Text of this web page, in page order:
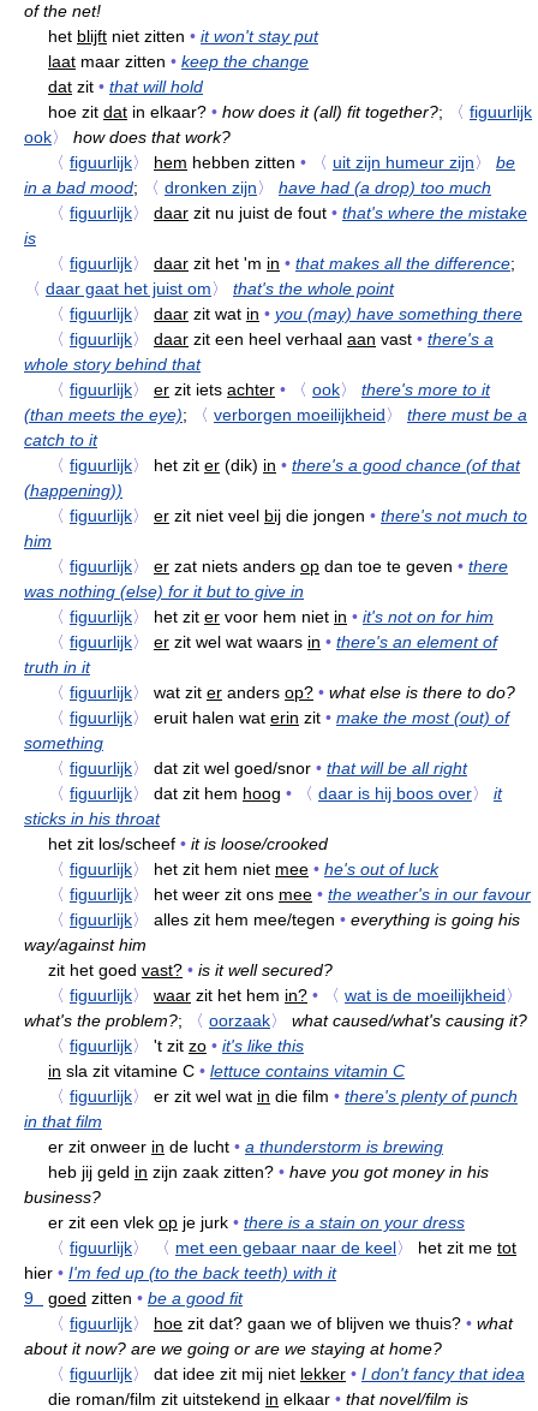
of the net!
het blijft niet zitten • it won't stay put
laat maar zitten • keep the change
dat zit • that will hold
hoe zit dat in elkaar? • how does it (all) fit together?; 〈 figuurlijk
ook〉
how does that work?
〈 figuurlijk〉 hem hebben zitten • 〈 uit zijn humeur zijn〉
be
in a bad mood; 〈 dronken zijn〉
have had (a drop) too much
〈 figuurlijk〉 daar zit nu juist de fout • that's where the mistake
is
〈 figuurlijk〉 daar zit het 'm in • that makes all the difference;
〈 daar gaat het juist om〉
that's the whole point
〈 figuurlijk〉 daar zit wat in • you (may) have something there
〈 figuurlijk〉 daar zit een heel verhaal aan vast • there's a
whole story behind that
〈 figuurlijk〉 er zit iets achter • 〈 ook〉
there's more to it
(than meets the eye); 〈 verborgen moeilijkheid〉
there must be a
catch to it
〈 figuurlijk〉 het zit er (dik) in • there's a good chance (of that
(happening))
〈 figuurlijk〉 er zit niet veel bij die jongen • there's not much to
him
〈 figuurlijk〉 er zat niets anders op dan toe te geven • there
was nothing (else) for it but to give in
〈 figuurlijk〉 het zit er voor hem niet in • it's not on for him
〈 figuurlijk〉 er zit wel wat waars in • there's an element of
truth in it
〈 figuurlijk〉 wat zit er anders op? • what else is there to do?
〈 figuurlijk〉 eruit halen wat erin zit • make the most (out) of
something
〈 figuurlijk〉 dat zit wel goed/snor • that will be all right
〈 figuurlijk〉 dat zit hem hoog • 〈 daar is hij boos over〉
it
sticks in his throat
het zit los/scheef • it is loose/crooked
〈 figuurlijk〉 het zit hem niet mee • he's out of luck
〈 figuurlijk〉 het weer zit ons mee • the weather's in our favour
〈 figuurlijk〉 alles zit hem mee/tegen • everything is going his
way/against him
zit het goed vast? • is it well secured?
〈 figuurlijk〉 waar zit het hem in? • 〈 wat is de moeilijkheid〉
what's the problem?; 〈 oorzaak〉
what caused/what's causing it?
〈 figuurlijk〉 't zit zo • it's like this
in sla zit vitamine C • lettuce contains vitamin C
〈 figuurlijk〉 er zit wel wat in die film • there's plenty of punch
in that film
er zit onweer in de lucht • a thunderstorm is brewing
heb jij geld in zijn zaak zitten? • have you got money in his
business?
er zit een vlek op je jurk • there is a stain on your dress
〈 figuurlijk〉 〈 met een gebaar naar de keel〉 het zit me tot
hier • I'm fed up (to the back teeth) with it
9
goed zitten • be a good fit
〈 figuurlijk〉 hoe zit dat? gaan we of blijven we thuis? • what
about it now? are we going or are we staying at home?
〈 figuurlijk〉 dat idee zit mij niet lekker • I don't fancy that idea
die roman/film zit uitstekend in elkaar • that novel/film is